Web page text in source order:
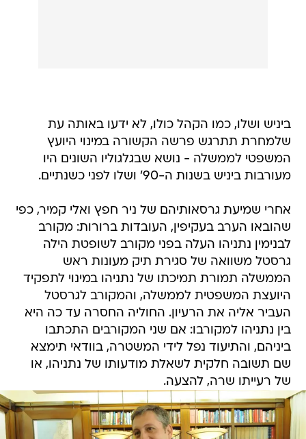
ביניש ושלו, כמו הקהל כולו, לא ידעו באותה עת
שלמחרת תתרגש פרשה הקשורה במינוי היועץ
המשפטי לממשלה - נושא שבגלגוליו השונים היו
מעורבות ביניש בשנות ה-90' ושלו לפני כשנתיים.
אחרי שמיעת גרסאותיהם של ניר חפץ ואלי קמיר, כפי
שהובאו הערב בעקיפין, העובדות ברורות: מקורב
לבנימין נתניהו העלה בפני מקורב לשופטת הילה
גרסטל משוואה של סגירת תיק מעונות ראש
הממשלה תמורת תמיכתו של נתניהו במינוי לתפקיד
היועצת המשפטית לממשלה, והמקורב לגרסטל
העביר אליה את הרעיון. החוליה החסרה עד כה היא
בין נתניהו למקורבו: אם שני המקורבים התכתבו
ביניהם, והתיעוד נפל לידי המשטרה, בוודאי תימצא
שם תשובה חלקית לשאלת מודעותו של נתניהו, או
של רעייתו שרה, להצעה.